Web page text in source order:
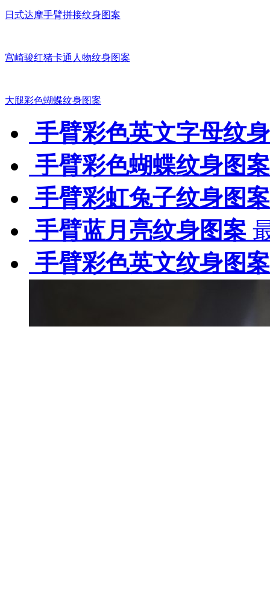
日式达摩手臂拼接纹身图案
宫崎骏红猪卡通人物纹身图案
大腿彩色蝴蝶纹身图案
手臂彩色英文字母纹
手臂彩色蝴蝶纹身图案
手臂彩虹兔子纹身图案
手臂蓝月亮纹身图案
手臂彩色英文纹身图案